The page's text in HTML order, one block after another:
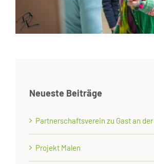
Neueste Beiträge
Partnerschaftsverein zu Gast an der
Projekt Malen